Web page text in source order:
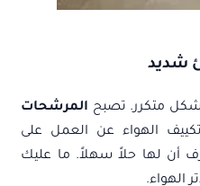
شديد
متكرر. تصبح المرشحات
الهواء عن العمل على
أن لها حلاً سهلاً. ما عليك
الهواء.